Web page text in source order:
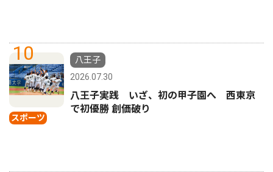
10
スポーツ
八王子
2026.07.30
八王子実践 いざ、初の甲子園へ 西東京
で初優勝 創価破り